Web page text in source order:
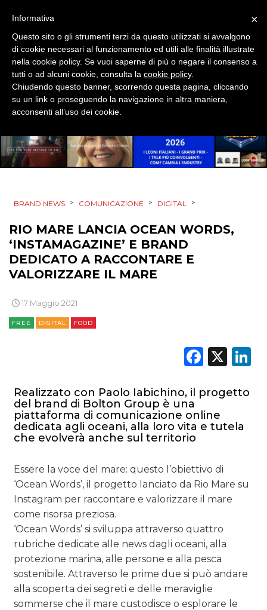
PREVISIONI/SCENARI
TREND
CASE HISTORY
OPINIONI
BRAND NEWS > COMUNICAZIONE > DIGITAL >
RIO MARE LANCIA OCEAN WORDS,
‘INSTAMAGAZINE’ E BRAND
DEDICATO A RACCONTARE E
VALORIZZARE IL MARE
17 Maggio 2021
FREE DIGITAL FOOD
X
Realizzato con Paolo Iabichino, il progetto
del brand di Bolton Group è una
piattaforma di comunicazione online
dedicata agli oceani, alla loro vita e tutela
che evolverà anche sul territorio
Essere la voce del mare: questo l’obiettivo di
‘Ocean Words’, il progetto lanciato da Rio Mare su
Instagram per raccontare e valorizzare il mare
come risorsa preziosa.
‘Ocean Words’ si sviluppa attraverso quattro
rubriche dedicate alle news dagli oceani, alla
protezione marina, alle persone e alla pesca
sostenibile. Attraverso le prime due si può andare
alla scoperta dei segreti e delle meraviglie
sommerse che il mare custodisce o esplorare le
×
Informativa
Questo sito o gli strumenti terzi da questo utilizzati si avvalgono
di cookie necessari al funzionamento ed utili alle finalità illustrate
nella cookie policy. Se vuoi saperne di più o negare il consenso a
tutti o ad alcuni cookie, consulta la cookie policy.
Chiudendo questo banner, scorrendo questa pagina, cliccando
su un link o proseguendo la navigazione in altra maniera,
acconsenti all’uso dei cookie.